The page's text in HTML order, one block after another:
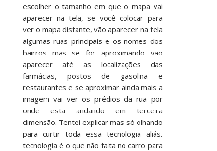
escolher o tamanho em que o mapa vai
aparecer na tela, se você colocar para
ver o mapa distante, vão aparecer na tela
algumas ruas principais e os nomes dos
bairros mas se for aproximando vão
aparecer até as localizações das
farmácias, postos de gasolina e
restaurantes e se aproximar ainda mais a
imagem vai ver os prédios da rua por
onde esta andando em terceira
dimensão. Tentei explicar mas só olhando
para curtir toda essa tecnologia aliás,
tecnologia é o que não falta no carro para